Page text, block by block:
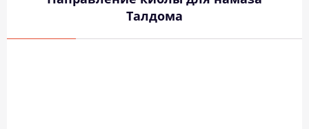
Талдома